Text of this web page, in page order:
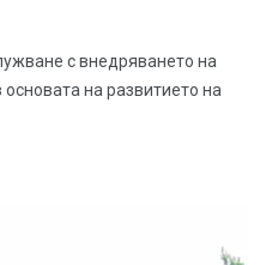
с внедряването на
на развитието на